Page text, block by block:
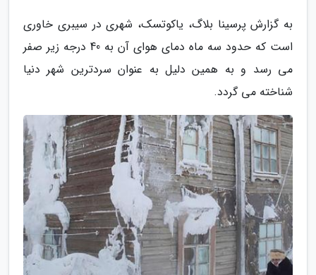
به گزارش پرسینا بلاگ، یاکوتسک، شهری در سیبری خاوری
است که حدود سه ماه دمای هوای آن به 40 درجه زیر صفر
می رسد و به همین دلیل به عنوان سردترین شهر دنیا
شناخته می گردد.